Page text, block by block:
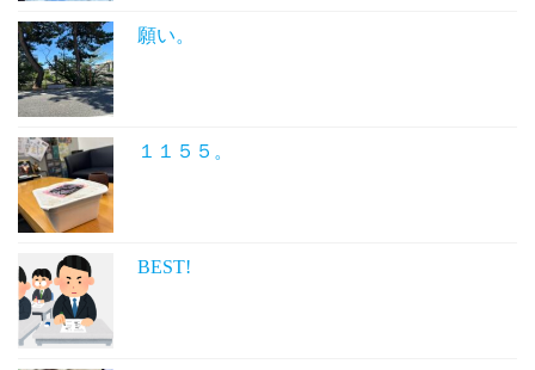
願い。
１１５５。
BEST!